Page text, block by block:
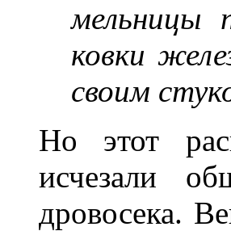
мельницы
ковки
своим
Но этот
исчезали
дровосека.